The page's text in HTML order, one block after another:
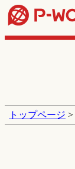
トップページ >